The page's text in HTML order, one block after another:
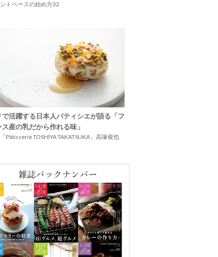
トベースの始め方32
で活躍する日本人パティシエが語る「フ
産の乳だから作れる味」
Pâtisserie TOSHIYA TAKATSUKA」高塚俊也